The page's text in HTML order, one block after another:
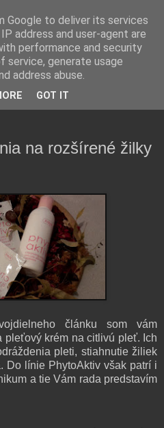
a všetko možné.
na rozšírené žilky
článku som vám
pleťový krém na citlivú pleť. Ich
pleti, stiahnutie žiliek
Do línie PhytoAktiv však patrí i
a tieVám rada predstavím
Google to deliver its services
address and user-agent are
performance and security
service, generate usage
address abuse.
GOT IT